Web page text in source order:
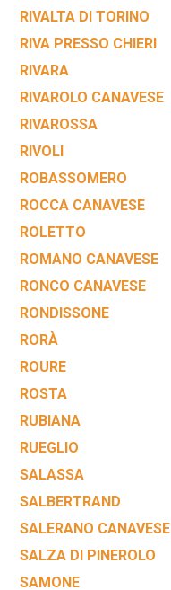
RIVALTA DI TORINO
RIVA PRESSO CHIERI
RIVARA
RIVAROLO CANAVESE
RIVAROSSA
RIVOLI
ROBASSOMERO
ROCCA CANAVESE
ROLETTO
ROMANO CANAVESE
RONCO CANAVESE
RONDISSONE
RORÀ
ROURE
ROSTA
RUBIANA
RUEGLIO
SALASSA
SALBERTRAND
SALERANO CANAVESE
SALZA DI PINEROLO
SAMONE